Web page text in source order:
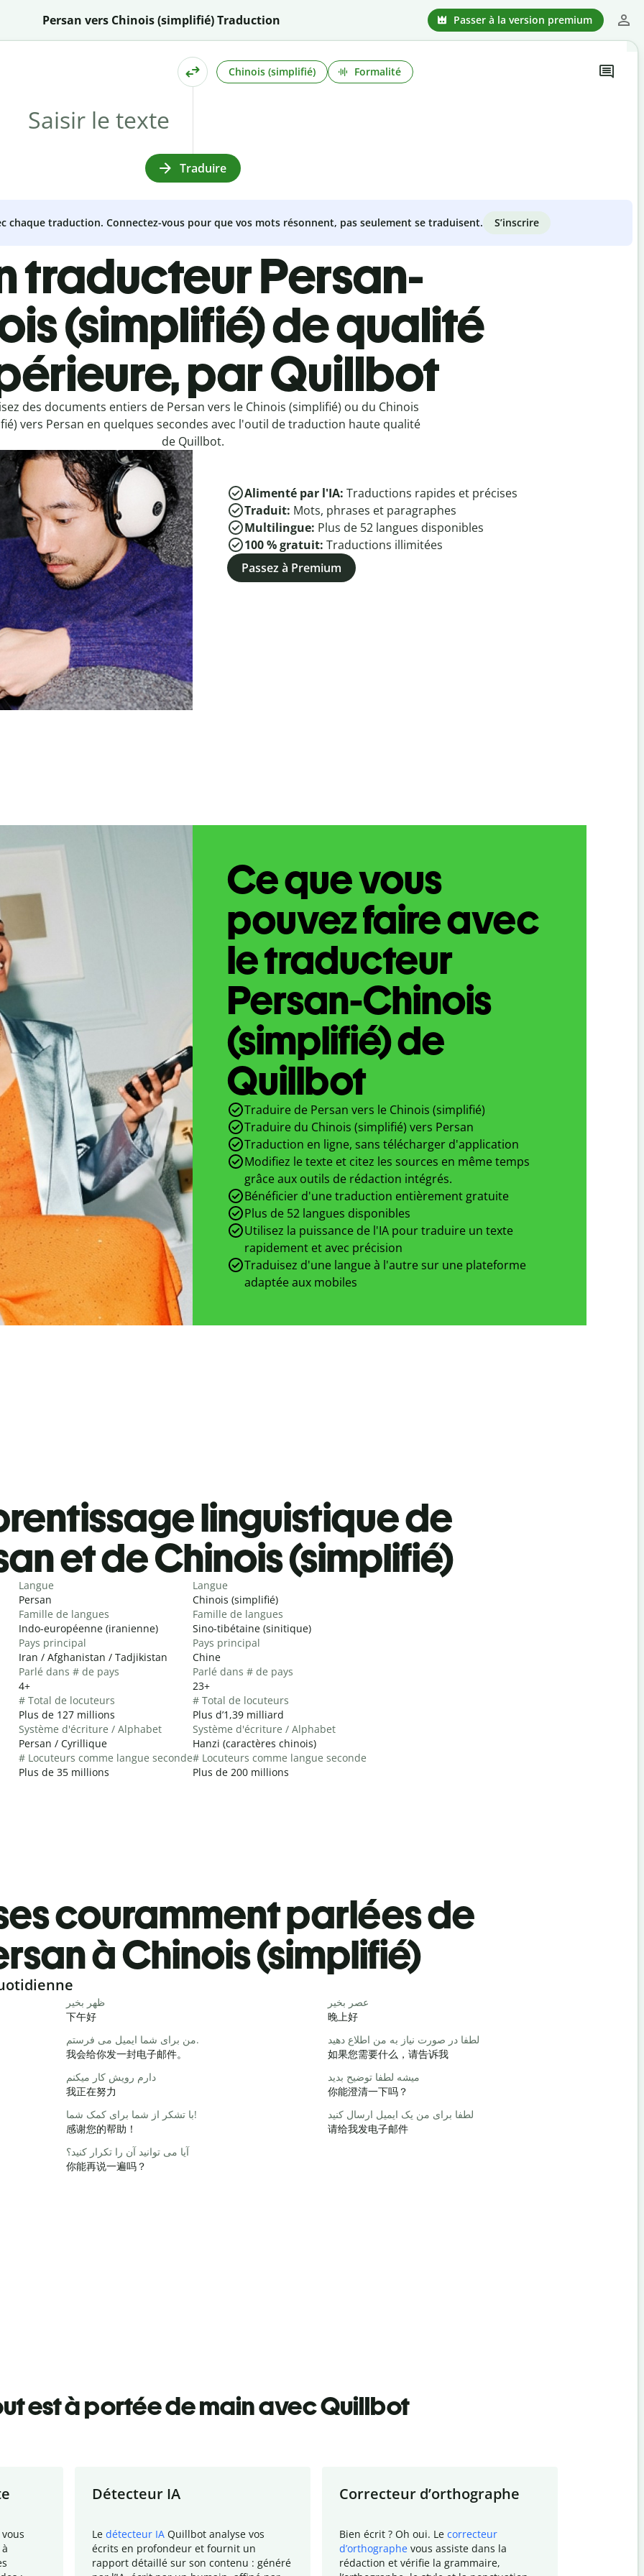
Persan vers Chinois (simplifié) Traduction Passer à la version premium
Chinois (simplifié) Formalité
Traduire
chaque traduction. Connectez-vous pour que vos mots résonnent, pas seulement se traduisent. S’inscrire
traducteur Persan-
(simplifié) de qualité
par Quillbot
des documents entiers de Persan vers le Chinois (simplifié) ou du Chinois
vers Persan en quelques secondes avec l'outil de traduction haute qualité
de Quillbot.
Alimenté par l'IA: Traductions rapides et précises
Traduit: Mots, phrases et paragraphes
Multilingue: Plus de 52 langues disponibles
100 % gratuit: Traductions illimitées
Passez à Premium
Ce que vous
pouvez faire avec
le traducteur
Persan-Chinois
(simplifié) de
Quillbot
Traduire de Persan vers le Chinois (simplifié)
Traduire du Chinois (simplifié) vers Persan
Traduction en ligne, sans télécharger d'application
Modifiez le texte et citez les sources en même temps
grâce aux outils de rédaction intégrés.
Bénéficier d'une traduction entièrement gratuite
Plus de 52 langues disponibles
Utilisez la puissance de l'IA pour traduire un texte
rapidement et avec précision
Traduisez d'une langue à l'autre sur une plateforme
adaptée aux mobiles
linguistique de
et de Chinois (simplifié)
Langue
Persan
Famille de langues
Indo-européenne (iranienne)
Pays principal
Iran / Afghanistan / Tadjikistan
Parlé dans # de pays
4+
# Total de locuteurs
Plus de 127 millions
Système d'écriture / Alphabet
Persan / Cyrillique
# Locuteurs comme langue seconde
Plus de 35 millions
Langue
Chinois (simplifié)
Famille de langues
Sino-tibétaine (sinitique)
Pays principal
Chine
Parlé dans # de pays
23+
# Total de locuteurs
Plus d’1,39 milliard
Système d'écriture / Alphabet
Hanzi (caractères chinois)
# Locuteurs comme langue seconde
Plus de 200 millions
couramment parlées de
à Chinois (simplifié)
ظهر بخیر
下午好
عصر بخیر
晚上好
من برای شما ایمیل می فرستم.
我会给你发一封电子邮件。
لطفا در صورت نیاز به من اطلاع دهید
如果您需要什么，请告诉我
دارم رویش کار میکنم
我正在努力
میشه لطفا توضیح بدید
你能澄清一下吗？
با تشکر از شما برای کمک شما!
感谢您的帮助！
لطفا برای من یک ایمیل ارسال کنید
请给我发电子邮件
آیا می توانید آن را تکرار کنید؟
你能再说一遍吗？
est à portée de main avec Quillbot
Détecteur IA
Le détecteur IA Quillbot analyse vos
écrits en profondeur et fournit un
rapport détaillé sur son contenu : généré
Correcteur d’orthographe
Bien écrit ? Oh oui. Le correcteur
d’orthographe vous assiste dans la
rédaction et vérifie la grammaire,